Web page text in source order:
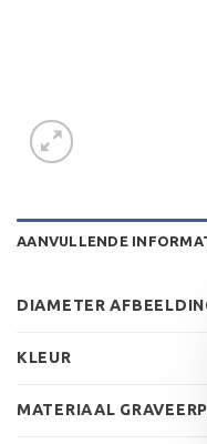
AANVULLENDE
DIAMETER
KLEUR
MATERIAAL